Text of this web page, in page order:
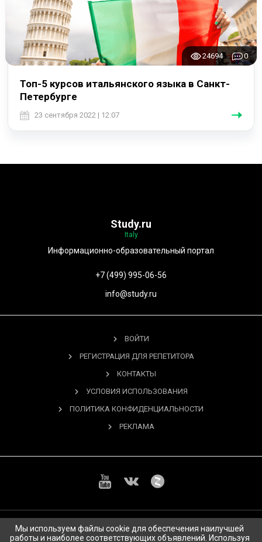
24694 0
Топ-5 курсов итальянского языка в Санкт-
Петербурге
23 сентября 2022 | 12:07
Study.ru
Italy
Информационно-образовательный портал
+7 (499) 995-06-56
info@study.ru
ВОЙТИ
РЕГИСТРАЦИЯ ДЛЯ РЕПЕТИТОРА
КОНТАКТЫ
УСЛОВИЯ ИСПОЛЬЗОВАНИЯ
ПОЛИТИКА КОНФИДЕНЦИАЛЬНОСТИ
РЕКЛАМА
Copyright © 2026 Study.ru Все права защищены.
Мы используем файлы cookie для обеспечения наилучшей
работы и наиболее соответствующих объявлений. Используя